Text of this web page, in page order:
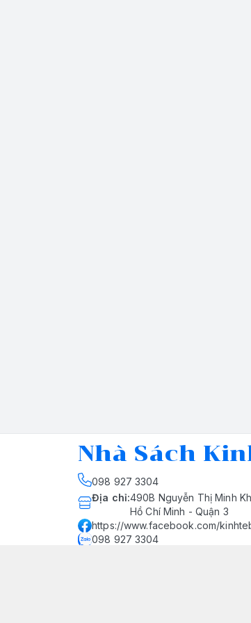
Nhà Sách
098 927 3304
Địa chỉ:490B Nguyễn Thị Minh
Hồ Chí Minh - Quận 3
https://www.facebook.com/
098 927 3304